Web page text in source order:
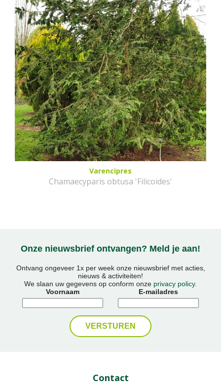
Varencipres
Chamaecyparis obtusa 'Filicoides'
Onze nieuwsbrief ontvangen? Meld je aan!
Ontvang ongeveer 1x per week onze nieuwsbrief met acties,
nieuws & activiteiten!
We slaan uw gegevens op conform onze privacy policy.
Voornaam
E-mailadres
Contact